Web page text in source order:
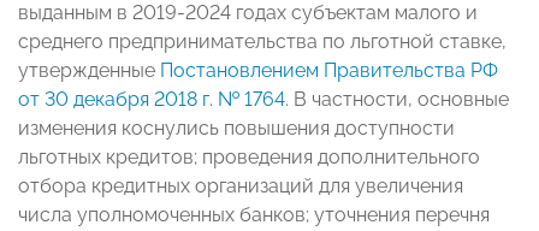
выданным в 2019-2024 годах субъектам малого и
среднего предпринимательства по льготной ставке,
утвержденные Постановлением Правительства РФ
от 30 декабря 2018 г. № 1764. В частности, основные
изменения коснулись повышения доступности
льготных кредитов; проведения дополнительного
отбора кредитных организаций для увеличения
числа уполномоченных банков; уточнения перечня